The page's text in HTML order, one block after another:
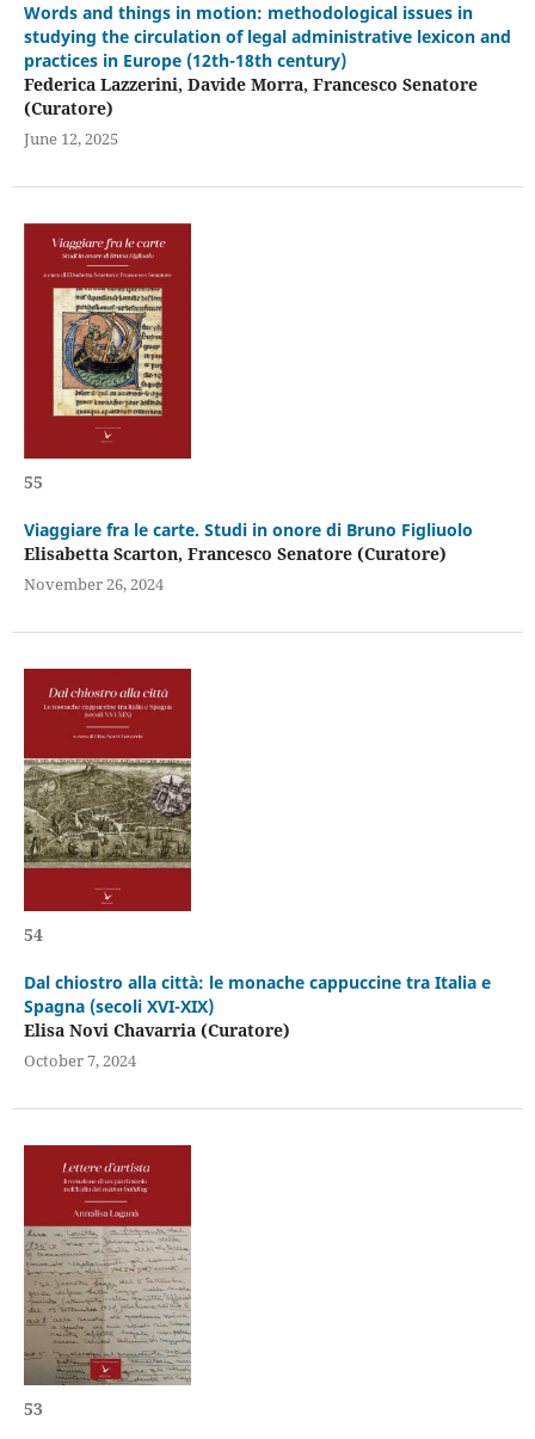
Words and things in motion: methodological issues in
studying the circulation of legal administrative lexicon and
practices in Europe (12th-18th century)
Federica Lazzerini, Davide Morra, Francesco Senatore
(Curatore)
June 12, 2025
55
Viaggiare fra le carte. Studi in onore di Bruno Figliuolo
Elisabetta Scarton, Francesco Senatore (Curatore)
November 26, 2024
54
Dal chiostro alla città: le monache cappuccine tra Italia e
Spagna (secoli XVI-XIX)
Elisa Novi Chavarria (Curatore)
October 7, 2024
53